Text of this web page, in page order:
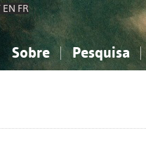
EN FR
Sobre Pesquisa